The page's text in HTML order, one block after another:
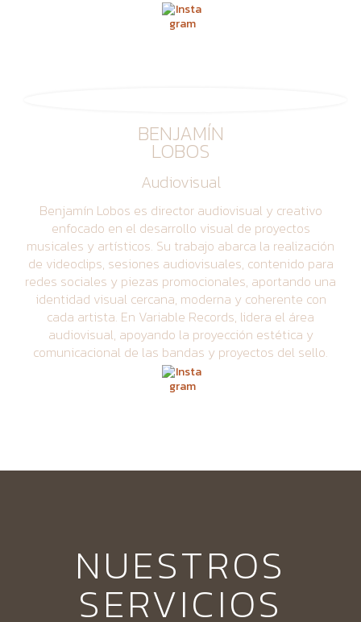
BENJAMÍN
LOBOS
Audiovisual
Benjamín Lobos es director audiovisual y creativo
enfocado en el desarrollo visual de proyectos
musicales y artísticos. Su trabajo abarca la realización
de videoclips, sesiones audiovisuales, contenido para
redes sociales y piezas promocionales, aportando una
identidad visual cercana, moderna y coherente con
cada artista. En Variable Records, lidera el área
audiovisual, apoyando la proyección estética y
comunicacional de las bandas y proyectos del sello.
NUESTROS
SERVICIOS